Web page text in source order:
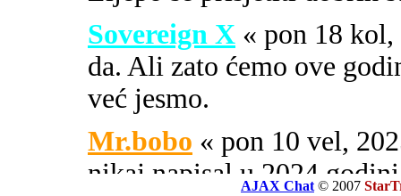
Sovereign X « pon 18
da. Ali zato ćemo ove
već jesmo.
Mr.bobo « pon 10 vel,
nikaj napisal u 2024
AJAX Chat © 2007